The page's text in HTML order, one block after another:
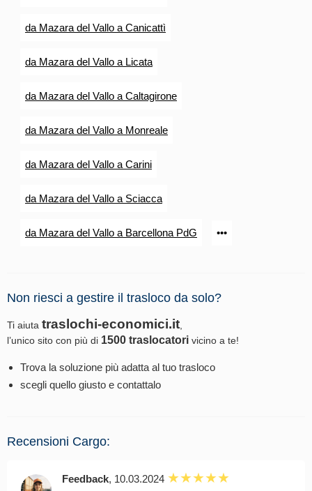
da Mazara del Vallo a Canicattì
da Mazara del Vallo a Licata
da Mazara del Vallo a Caltagirone
da Mazara del Vallo a Monreale
da Mazara del Vallo a Carini
da Mazara del Vallo a Sciacca
da Mazara del Vallo a Barcellona PdG •••
Non riesci a gestire il trasloco da solo?
Ti aiuta traslochi-economici.it
l’unico sito con più di 1500 traslocatori vicino a te!
Trova la soluzione più adatta al tuo trasloco
scegli quello giusto e contattalo
Recensioni Cargo:
Feedback, 10.03.2024